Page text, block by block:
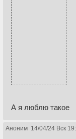
А я люблю такое
Аноним 14/04/24 Вск